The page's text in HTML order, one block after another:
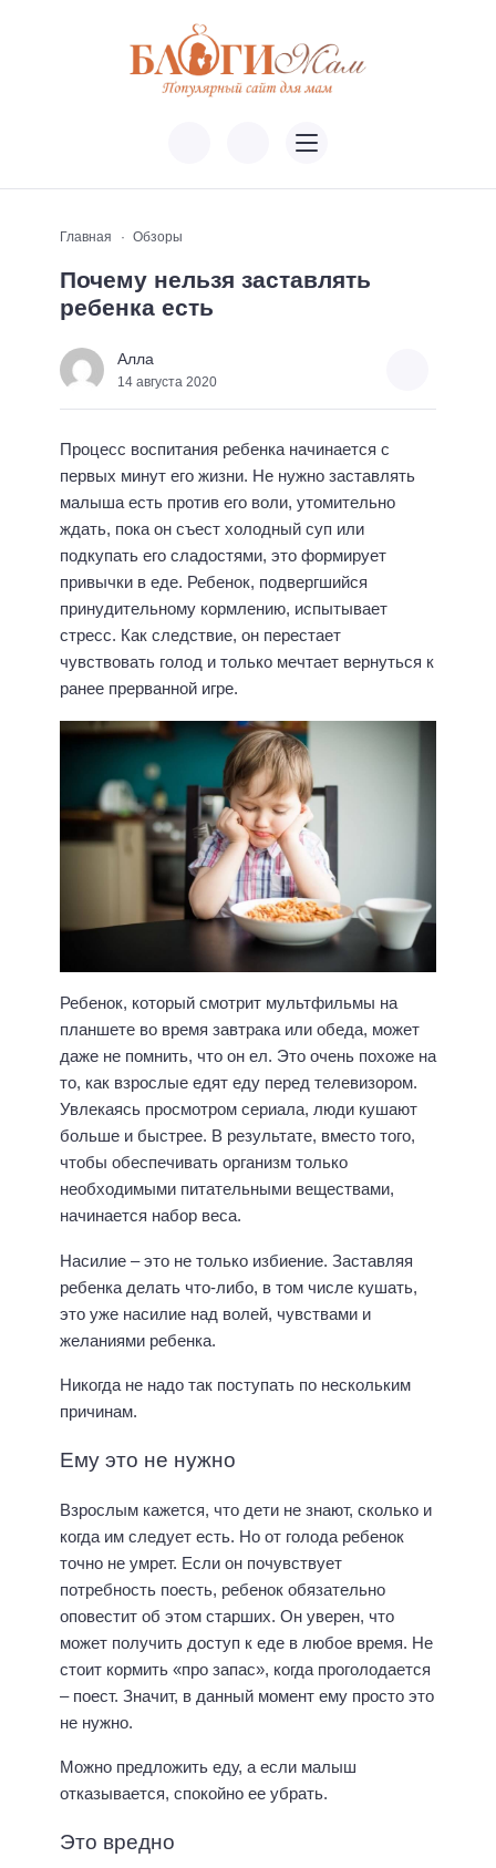
Главная Обзоры
Почему нельзя заставлять
ребенка есть
Алла
14 августа 2020
Процесс воспитания ребенка начинается с
первых минут его жизни. Не нужно заставлять
малыша есть против его воли, утомительно
ждать, пока он съест холодный суп или
подкупать его сладостями, это формирует
привычки в еде. Ребенок, подвергшийся
принудительному кормлению, испытывает
стресс. Как следствие, он перестает
чувствовать голод и только мечтает вернуться к
ранее прерванной игре.
Ребенок, который смотрит мультфильмы на
планшете во время завтрака или обеда, может
даже не помнить, что он ел. Это очень похоже на
то, как взрослые едят еду перед телевизором.
Увлекаясь просмотром сериала, люди кушают
больше и быстрее. В результате, вместо того,
чтобы обеспечивать организм только
необходимыми питательными веществами,
начинается набор веса.
Насилие – это не только избиение. Заставляя
ребенка делать что-либо, в том числе кушать,
это уже насилие над волей, чувствами и
желаниями ребенка.
Никогда не надо так поступать по нескольким
причинам.
Ему это не нужно
Взрослым кажется, что дети не знают, сколько и
когда им следует есть. Но от голода ребенок
точно не умрет. Если он почувствует
потребность поесть, ребенок обязательно
оповестит об этом старших. Он уверен, что
может получить доступ к еде в любое время. Не
стоит кормить «про запас», когда проголодается
– поест. Значит, в данный момент ему просто это
не нужно.
Можно предложить еду, а если малыш
отказывается, спокойно ее убрать.
Это вредно